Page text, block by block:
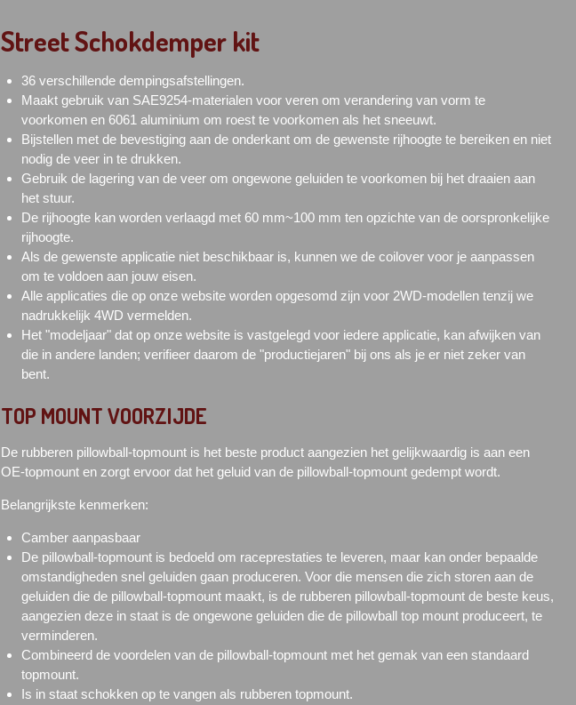
Street Schokdemper kit
36 verschillende dempingsafstellingen.
Maakt gebruik van SAE9254-materialen voor veren om verandering van vorm te
voorkomen en 6061 aluminium om roest te voorkomen als het sneeuwt.
Bijstellen met de bevestiging aan de onderkant om de gewenste rijhoogte te bereiken en niet
nodig de veer in te drukken.
Gebruik de lagering van de veer om ongewone geluiden te voorkomen bij het draaien aan
het stuur.
De rijhoogte kan worden verlaagd met 60 mm~100 mm ten opzichte van de oorspronkelijke
rijhoogte.
Als de gewenste applicatie niet beschikbaar is, kunnen we de coilover voor je aanpassen
om te voldoen aan jouw eisen.
Alle applicaties die op onze website worden opgesomd zijn voor 2WD-modellen tenzij we
nadrukkelijk 4WD vermelden.
Het "modeljaar" dat op onze website is vastgelegd voor iedere applicatie, kan afwijken van
die in andere landen; verifieer daarom de "productiejaren" bij ons als je er niet zeker van
bent.
TOP MOUNT VOORZIJDE
De rubberen pillowball-topmount is het beste product aangezien het gelijkwaardig is aan een
OE-topmount en zorgt ervoor dat het geluid van de pillowball-topmount gedempt wordt.
Belangrijkste kenmerken:
Camber aanpasbaar
De pillowball-topmount is bedoeld om raceprestaties te leveren, maar kan onder bepaalde
omstandigheden snel geluiden gaan produceren. Voor die mensen die zich storen aan de
geluiden die de pillowball-topmount maakt, is de rubberen pillowball-topmount de beste keus,
aangezien deze in staat is de ongewone geluiden die de pillowball top mount produceert, te
verminderen.
Combineerd de voordelen van de pillowball-topmount met het gemak van een standaard
topmount.
Is in staat schokken op te vangen als rubberen topmount.